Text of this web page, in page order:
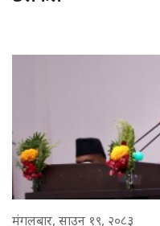
मंगलबार, साउन १९, २०८३